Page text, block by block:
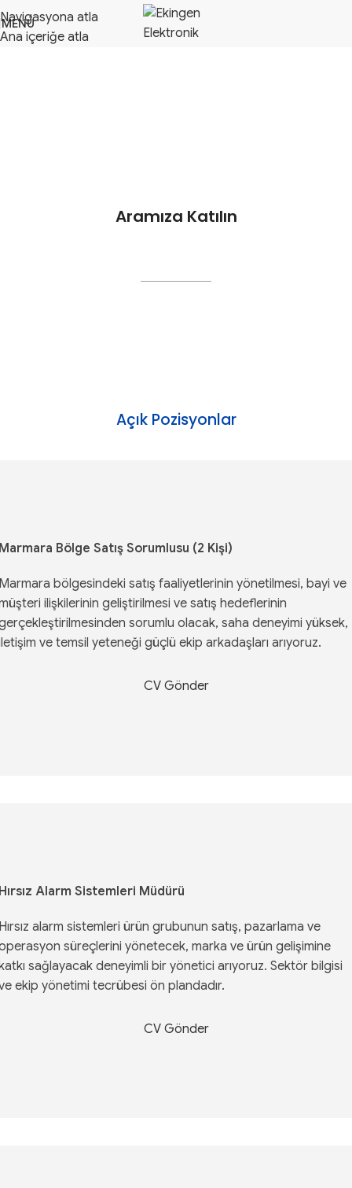
Navigasyona atla
Ana içeriğe atla
MENÜ
Aramıza Katılın
Açık Pozisyonlar
Bölge Satış Sorumlusu (2 Kişi)
bölgesindeki satış faaliyetlerinin yönetilmesi, bayi ve
ilişkilerinin geliştirilmesi ve satış hedeflerinin
sorumlu olacak, saha deneyimi yüksek,
ve temsil yeteneği güçlü ekip arkadaşları arıyoruz.
CV Gönder
Alarm Sistemleri Müdürü
alarm sistemleri ürün grubunun satış, pazarlama ve
süreçlerini yönetecek, marka ve ürün gelişimine
sağlayacak deneyimli bir yönetici arıyoruz. Sektör bilgisi
ekip yönetimi tecrübesi ön plandadır.
CV Gönder